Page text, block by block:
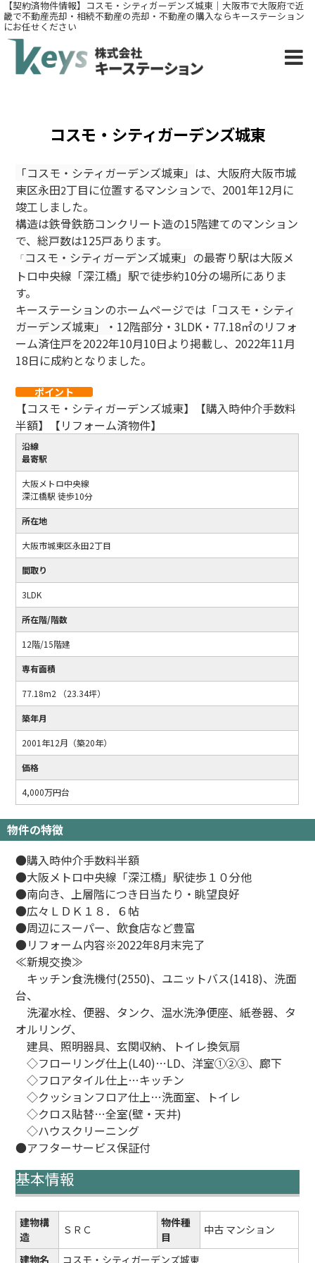
【契約済物件情報】コスモ・シティガーデンズ城東｜大阪市で大阪府で近
畿で不動産売却・相続不動産の売却・不動産の購入ならキーステーション
にお任せください
コスモ・シティガーデンズ城東
「コスモ・シティガーデンズ城東」 は、大阪府大阪市城
東区永田2丁目に位置するマンションで、2001年12月に
竣工しました。
構造は鉄骨鉄筋コンクリート造の15階建てのマンション
で、総戸数は125戸あります。
「 コスモ・シティガーデンズ城東」 の最寄り駅は大阪メ
トロ中央線「深江橋」駅で徒歩約10分の場所にありま
す。
キーステーションのホームページでは「コスモ・シティ
ガーデンズ城東」・ 12階部分・3LDK・77.18㎡のリフォ
ーム済住戸を2022年10月10日より掲載し、2022年11月
18日に成約となりました。
ポイント
【コスモ・シティガーデンズ城東】【購入時仲介手数料
半額】【リフォーム済物件】
沿線
最寄駅
大阪メトロ中央線
深江橋駅 徒歩10分
所在地
大阪市城東区永田2丁目
間取り
3LDK
所在階/階数
12階/15階建
専有面積
77.18m2 （23.34坪）
築年月
2001年12月（築20年）
価格
4,000万円台
物件の特徴
●購入時仲介手数料半額
●大阪メトロ中央線「深江橋」駅徒歩１０分他
●南向き、上層階につき日当たり・眺望良好
●広々ＬＤＫ１８．６帖
●周辺にスーパー、飲食店など豊富
●リフォーム内容※2022年8月末完了
≪新規交換≫
キッチン食洗機付(2550)、ユニットバス(1418)、洗面
台、
洗濯水栓、便器、タンク、温水洗浄便座、紙巻器、タ
オルリング、
建具、照明器具、玄関収納、トイレ換気扇
◇フローリング仕上(L40)…LD、洋室①②③、廊下
◇フロアタイル仕上…キッチン
◇クッションフロア仕上…洗面室、トイレ
◇クロス貼替…全室(壁・天井)
◇ハウスクリーニング
●アフターサービス保証付
基本情報
建物構
造
ＳＲＣ
物件種
目
中古 マンション
建物名 コスモ・シティガーデンズ城東